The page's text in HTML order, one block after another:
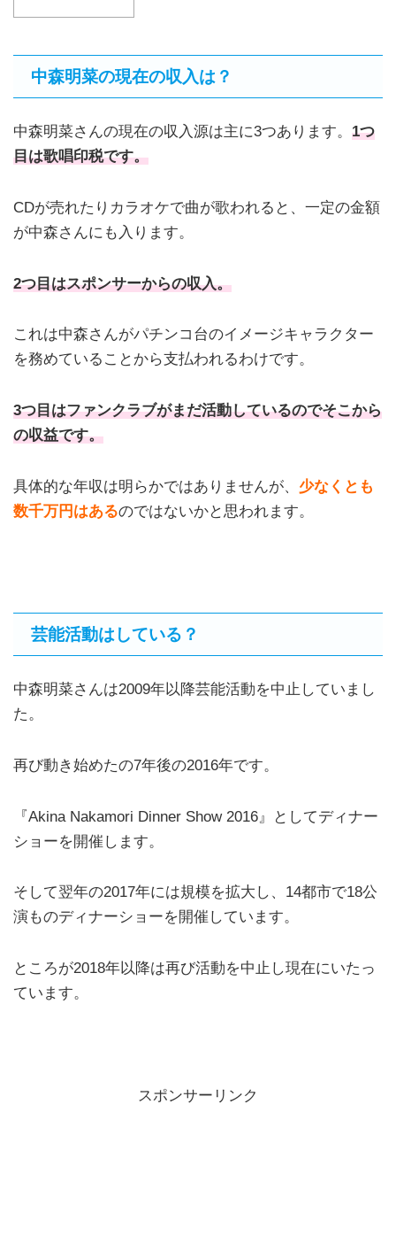
中森明菜の現在の収入は？
中森明菜さんの現在の収入源は主に3つあります。 1つ
目は歌唱印税です。
CDが売れたりカラオケで曲が歌われると、一定の金額
が中森さんにも入ります。
2つ目はスポンサーからの収入。
これは中森さんがパチンコ台のイメージキャラクター
を務めていることから支払われるわけです。
3つ目はファンクラブがまだ活動しているのでそこから
の収益です。
具体的な年収は明らかではありませんが、 少なくとも
数千万円はあるのではないかと思われます。
芸能活動はしている？
中森明菜さんは2009年以降芸能活動を中止していまし
た。
再び動き始めたの7年後の2016年です。
『Akina Nakamori Dinner Show 2016』としてディナー
ショーを開催します。
そして翌年の2017年には規模を拡大し、14都市で18公
演ものディナーショーを開催しています。
ところが2018年以降は再び活動を中止し現在にいたっ
ています。
スポンサーリンク